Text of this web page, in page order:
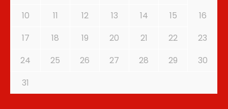
10
11 12 13 14 15
16
17
18 19 20 21 22
23
24
25 26 27 28 29
30
31